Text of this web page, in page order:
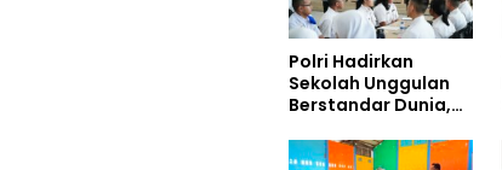
Polri Hadirkan
Sekolah Unggulan
Berstandar Dunia,
Tempati Kampus